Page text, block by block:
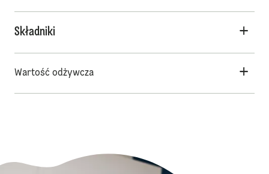
Składniki
Wartość odżywcza